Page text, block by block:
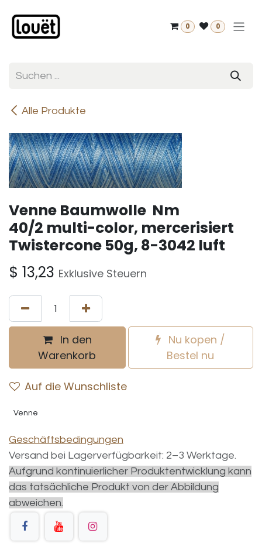
0 0
Alle Produkte
Venne Baumwolle Nm
40/2 multi-color, mercerisiert
Twistercone 50g, 8-3042 luft
$ 13,23 Exklusive Steuern
In den
Warenkorb
Nu kopen /
Bestel nu
Auf die Wunschliste
Venne
Geschäftsbedingungen
Versand bei Lagerverfügbarkeit: 2–3 Werktage.
Aufgrund kontinuierlicher Produktentwicklung kann
das tatsächliche Produkt von der Abbildung
abweichen.